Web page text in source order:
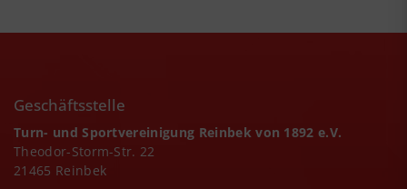
Geschäftsstelle
Turn- und Sportvereinigung Reinbek von 1892 e.V.
Theodor-Storm-Str. 22
21465 Reinbek